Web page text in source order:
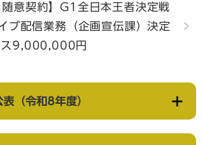
意契約】G1全日本王者決定戦
ブ配信業務（企画宣伝課）決定
ス9,000,000円
（令和8年度）